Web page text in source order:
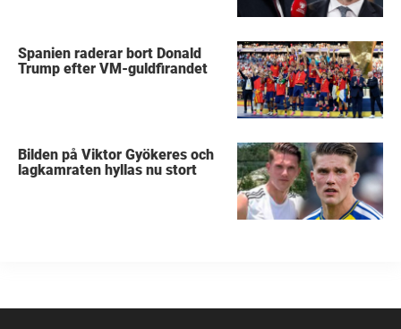
Spanien raderar bort Donald
Trump efter VM-guldfirandet
Bilden på Viktor Gyökeres och
lagkamraten hyllas nu stort